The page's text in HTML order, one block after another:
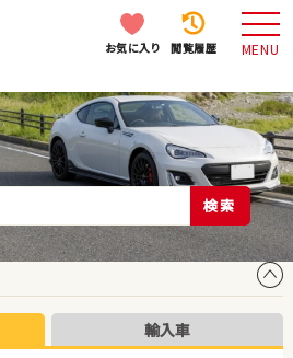
お気に入り 閲覧履歴 MENU
検索
輸入車